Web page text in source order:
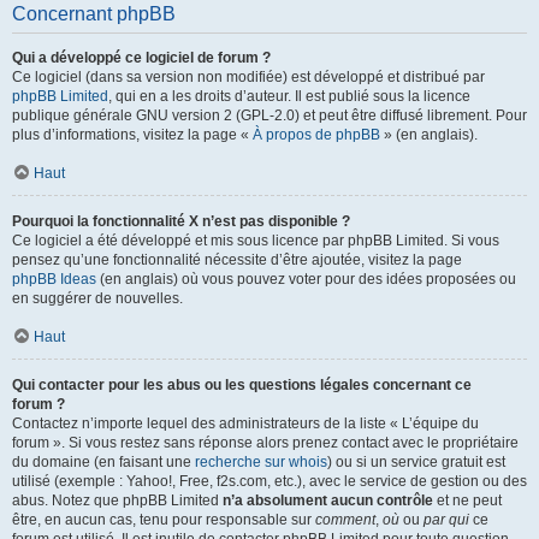
Concernant phpBB
Qui a développé ce logiciel de forum ?
Ce logiciel (dans sa version non modifiée) est développé et distribué par
phpBB Limited , qui en a les droits d’auteur. Il est publié sous la licence
publique générale GNU version 2 (GPL-2.0) et peut être diffusé librement. Pour
plus d’informations, visitez la page « À propos de phpBB » (en anglais).
Haut
Pourquoi la fonctionnalité X n’est pas disponible ?
Ce logiciel a été développé et mis sous licence par phpBB Limited. Si vous
pensez qu’une fonctionnalité nécessite d’être ajoutée, visitez la page
phpBB Ideas (en anglais) où vous pouvez voter pour des idées proposées ou
en suggérer de nouvelles.
Haut
Qui contacter pour les abus ou les questions légales concernant ce
forum ?
Contactez n’importe lequel des administrateurs de la liste « L’équipe du
forum ». Si vous restez sans réponse alors prenez contact avec le propriétaire
du domaine (en faisant une recherche sur whois) ou si un service gratuit est
utilisé (exemple : Yahoo!, Free, f2s.com, etc.), avec le service de gestion ou des
abus. Notez que phpBB Limited n’a absolument aucun contrôle et ne peut
être, en aucun cas, tenu pour responsable sur comment, où ou par qui ce